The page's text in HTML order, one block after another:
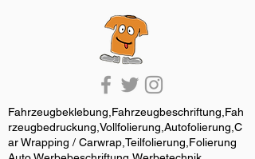
Fahrzeugbeklebung,Fahrzeugbeschriftung,Fah
rzeugbedruckung,Vollfolierung,Autofolierung,C
ar Wrapping / Carwrap,Teilfolierung,Folierung